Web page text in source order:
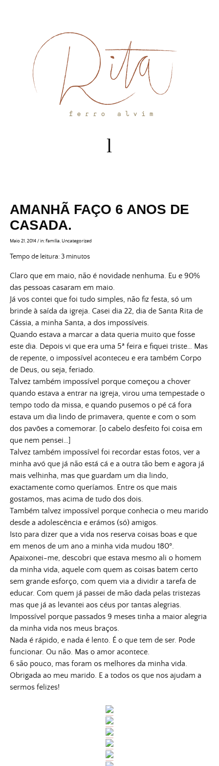
AMANHÃ FAÇO 6 ANOS DE
CASADA.
Maio 21, 2014/in: Família Uncategorized
Tempo de leitura:3 minutos
Claro que em maio, não é novidade nenhuma. Eu e 90%
das pessoas casaram em maio.
Já vos contei que foi tudo simples, não fiz festa, só um
brinde à saída da igreja. Casei dia 22, dia de Santa Rita de
Cássia, a minha Santa, a dos impossíveis.
Quando estava a marcar a data queria muito que fosse
este dia. Depois vi que era uma 5ª feira e fiquei triste… Mas
de repente, o impossível aconteceu e era também Corpo
de Deus, ou seja, feriado.
Talvez também impossível porque começou a chover
quando estava a entrar na igreja, virou uma tempestade o
tempo todo da missa, e quando pusemos o pé cá fora
estava um dia lindo de primavera, quente e com o som
dos pavões a comemorar. [o cabelo desfeito foi coisa em
que nem pensei…]
Talvez também impossível foi recordar estas fotos, ver a
minha avó que já não está cá e a outra tão bem e agora já
mais velhinha, mas que guardam um dia lindo,
exactamente como queríamos. Entre os que mais
gostamos, mas acima de tudo dos dois.
Também talvez impossível porque conhecia o meu marido
desde a adolescência e erámos (só) amigos.
Isto para dizer que a vida nos reserva coisas boas e que
em menos de um ano a minha vida mudou 180º.
Apaixonei-me, descobri que estava mesmo ali o homem
da minha vida, aquele com quem as coisas batem certo
sem grande esforço, com quem via a dividir a tarefa de
educar. Com quem já passei de mão dada pelas tristezas
mas que já as levantei aos céus por tantas alegrias.
Impossível porque passados 9 meses tinha a maior alegria
da minha vida nos meus braços.
Nada é rápido, e nada é lento. É o que tem de ser. Pode
funcionar. Ou não. Mas o amor acontece.
6 são pouco, mas foram os melhores da minha vida.
Obrigada ao meu marido. E a todos os que nos ajudam a
sermos felizes!